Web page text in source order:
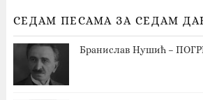
СЕДАМ ПЕСАМА ЗА СЕДАМ
Бранислав Нушић –